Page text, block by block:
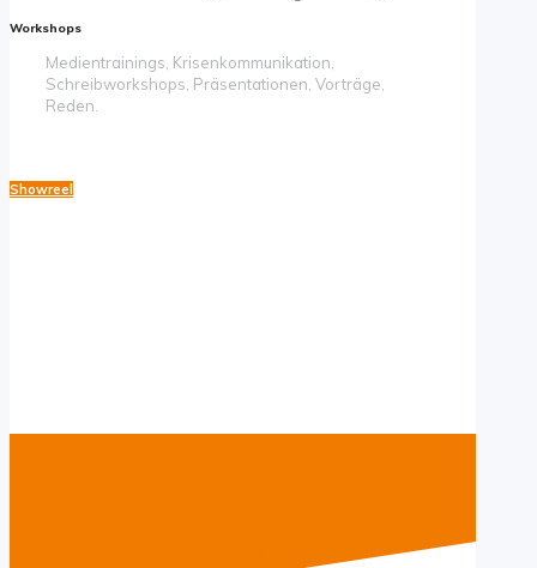
Workshops
Medientrainings, Krisenkommunikation,
Schreibworkshops, Präsentationen, Vorträge,
Reden.
Showreel